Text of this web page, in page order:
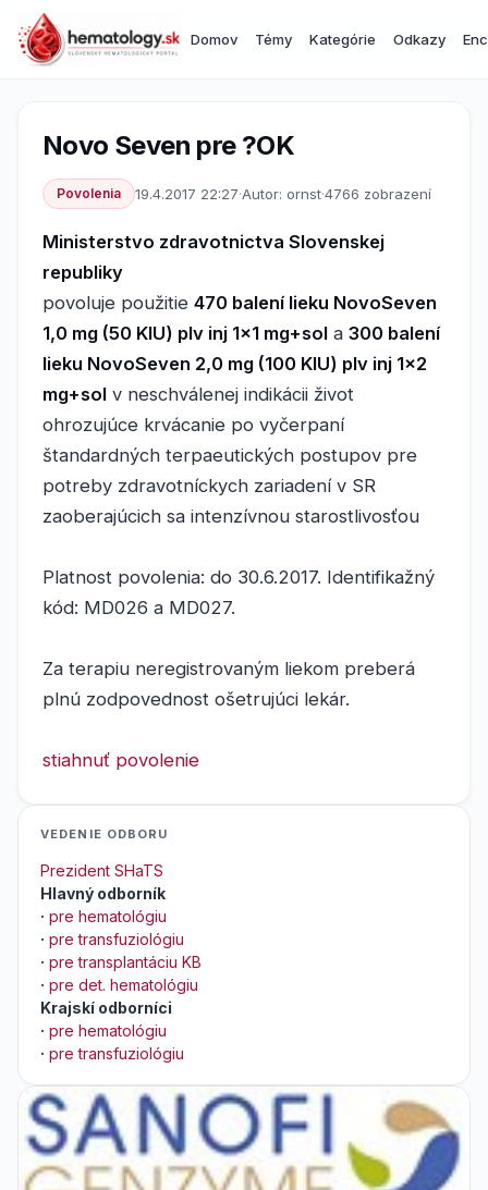
Domov Témy Kategórie Odkazy
Novo Seven pre ?OK
Povolenia 19.4.2017 22:27·Autor: ornst·4766 zobrazení
Ministerstvo zdravotnictva Slovenskej
republiky
povoluje použitie 470 balení lieku NovoSeven
1,0 mg (50 KIU) plv inj 1x1 mg+sol a 300 balení
lieku NovoSeven 2,0 mg (100 KIU) plv inj 1x2
mg+sol v neschválenej indikácii život
ohrozujúce krvácanie po vyčerpaní
štandardných terpaeutických postupov pre
potreby zdravotníckych zariadení v SR
zaoberajúcich sa intenzívnou starostlivosťou
Platnost povolenia: do 30.6.2017. Identifikažný
kód: MD026 a MD027.
Za terapiu neregistrovaným liekom preberá
plnú zodpovednost ošetrujúci lekár.
stiahnuť povolenie
VEDENIE ODBORU
Prezident SHaTS
Hlavný odborník
· pre hematológiu
· pre transfuziológiu
· pre transplantáciu KB
· pre det. hematológiu
Krajskí odborníci
· pre hematológiu
· pre transfuziológiu